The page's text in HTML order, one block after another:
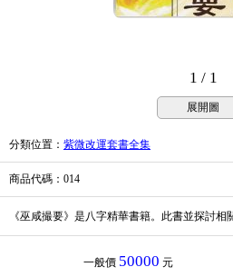
1 / 1
展開圖
分類位置 ： 紫微改運套書全集
商品代碼 ：014
《巫咸撮要》是八字精華書籍。此書並探討相
一般價 50000 元